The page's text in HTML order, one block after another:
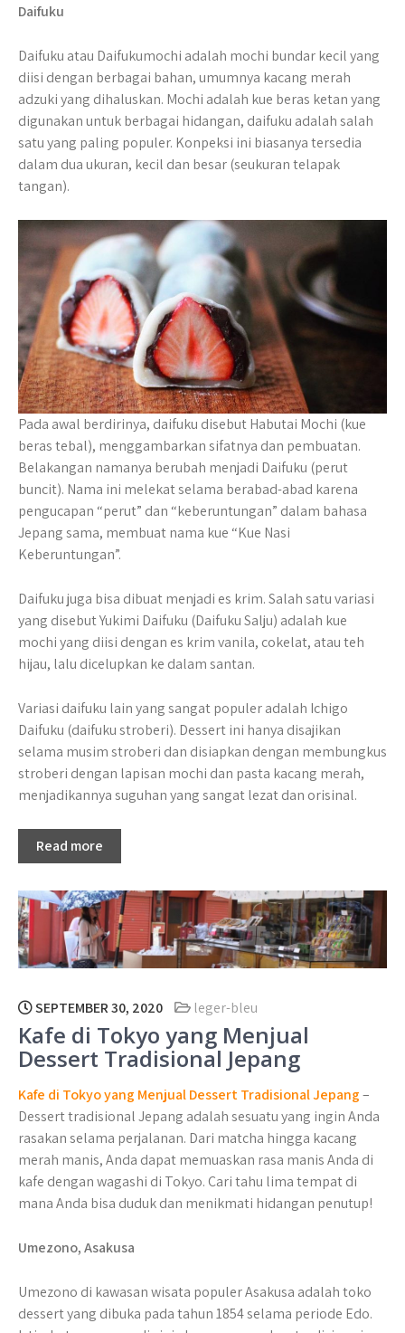
Daifuku
Daifuku atau Daifukumochi adalah mochi bundar kecil yang
diisi dengan berbagai bahan, umumnya kacang merah
adzuki yang dihaluskan. Mochi adalah kue beras ketan yang
digunakan untuk berbagai hidangan, daifuku adalah salah
satu yang paling populer. Konpeksi ini biasanya tersedia
dalam dua ukuran, kecil dan besar (seukuran telapak
tangan).
Pada awal berdirinya, daifuku disebut Habutai Mochi (kue
beras tebal), menggambarkan sifatnya dan pembuatan.
Belakangan namanya berubah menjadi Daifuku (perut
buncit). Nama ini melekat selama berabad-abad karena
pengucapan “perut” dan “keberuntungan” dalam bahasa
Jepang sama, membuat nama kue “Kue Nasi
Keberuntungan”.
Daifuku juga bisa dibuat menjadi es krim. Salah satu variasi
yang disebut Yukimi Daifuku (Daifuku Salju) adalah kue
mochi yang diisi dengan es krim vanila, cokelat, atau teh
hijau, lalu dicelupkan ke dalam santan.
Variasi daifuku lain yang sangat populer adalah Ichigo
Daifuku (daifuku stroberi). Dessert ini hanya disajikan
selama musim stroberi dan disiapkan dengan membungkus
stroberi dengan lapisan mochi dan pasta kacang merah,
menjadikannya suguhan yang sangat lezat dan orisinal.
Read more
SEPTEMBER 30, 2020 leger-bleu
Kafe di Tokyo yang Menjual
Dessert Tradisional Jepang
Kafe di Tokyo yang Menjual Dessert Tradisional Jepang–
Dessert tradisional Jepang adalah sesuatu yang ingin Anda
rasakan selama perjalanan. Dari matcha hingga kacang
merah manis, Anda dapat memuaskan rasa manis Anda di
kafe dengan wagashi di Tokyo. Cari tahu lima tempat di
mana Anda bisa duduk dan menikmati hidangan penutup!
Umezono, Asakusa
Umezono di kawasan wisata populer Asakusa adalah toko
dessert yang dibuka pada tahun 1854 selama periode Edo.